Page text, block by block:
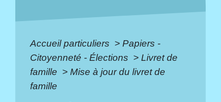
Accueil particuliers > Papiers -
Citoyenneté - Élections > Livret de
famille > Mise à jour du livret de
famille